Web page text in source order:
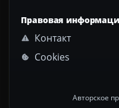
Правовая
Контакт
Cookies
Авторское